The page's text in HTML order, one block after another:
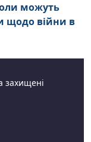
можуть
щодо війни в
захищені